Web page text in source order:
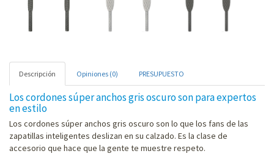
Descripción Opiniones (0) PRESUPUESTO
Los cordones súper anchos gris oscuro son para expertos
en estilo
Los cordones súper anchos gris oscuro son lo que los fans de las
zapatillas inteligentes deslizan en su calzado. Es la clase de
accesorio que hace que la gente te muestre respeto.